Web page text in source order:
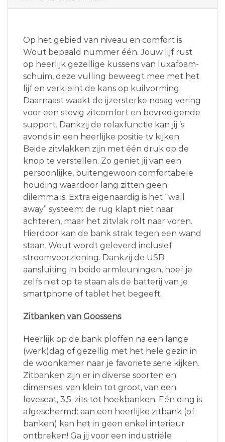
Op het gebied van niveau en comfort is
Wout bepaald nummer één. Jouw lijf rust
op heerlijk gezellige kussens van luxafoam-
schuim, deze vulling beweegt mee met het
lijf en verkleint de kans op kuilvorming.
Daarnaast waakt de ijzersterke nosag vering
voor een stevig zitcomfort en bevredigende
support. Dankzij de relaxfunctie kan jij ’s
avonds in een heerlijke positie tv kijken.
Beide zitvlakken zijn met één druk op de
knop te verstellen. Zo geniet jij van een
persoonlijke, buitengewoon comfortabele
houding waardoor lang zitten geen
dilemma is. Extra eigenaardig is het “wall
away” systeem: de rug klapt niet naar
achteren, maar het zitvlak rolt naar voren.
Hierdoor kan de bank strak tegen een wand
staan. Wout wordt geleverd inclusief
stroomvoorziening. Dankzij de USB
aansluiting in beide armleuningen, hoef je
zelfs niet op te staan als de batterij van je
smartphone of tablet het begeeft.
Zitbanken van Goossens
Heerlijk op de bank ploffen na een lange
(werk)dag of gezellig met het hele gezin in
de woonkamer naar je favoriete serie kijken.
Zitbanken zijn er in diverse soorten en
dimensies; van klein tot groot, van een
loveseat, 3,5-zits tot hoekbanken. Eén ding is
afgeschermd: aan een heerlijke zitbank (of
banken) kan het in geen enkel interieur
ontbreken! Ga jij voor een industriële